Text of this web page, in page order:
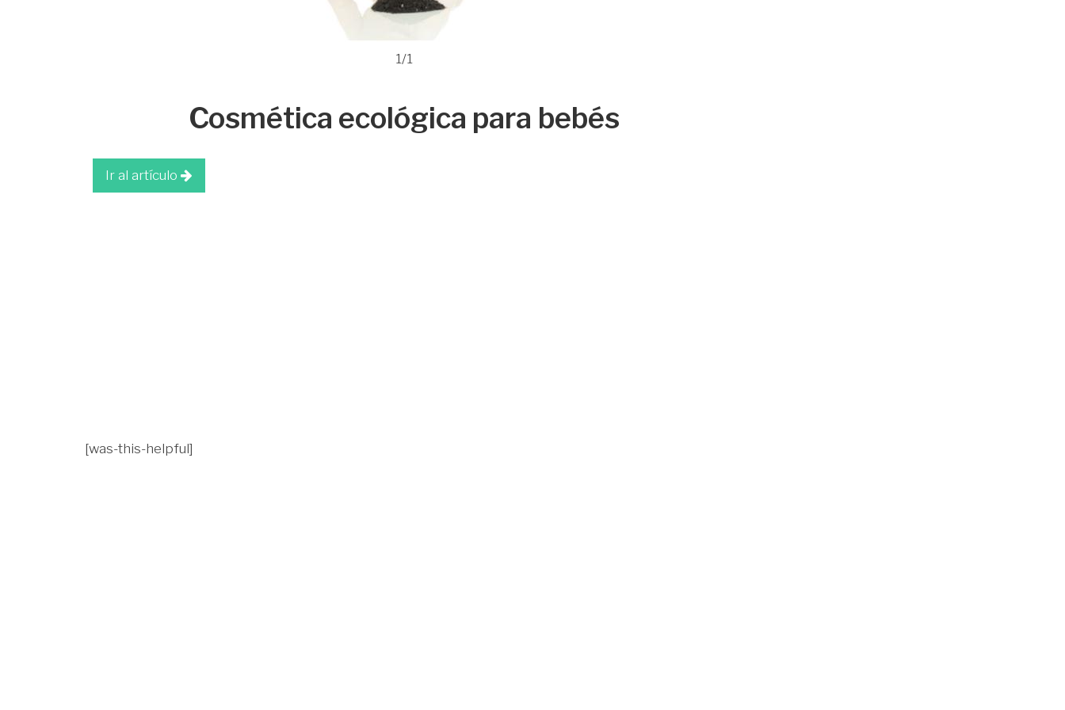
1/1
Cosmética ecológica para bebés
Ir al artículo
[was-this-helpful]